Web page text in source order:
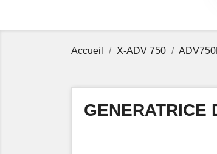
Accueil X-ADV 750
GENERATRICE